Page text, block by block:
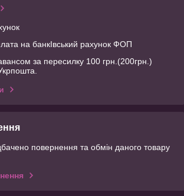
на банкІвський рахунок ФОП
за пересилку 100 грн.(200грн.)
повернення та обмін даного товару